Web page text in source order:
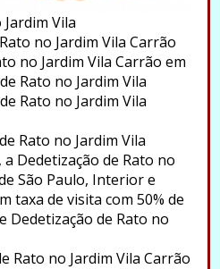
Vila
no Jardim Vila Carrão
no Jardim Vila Carrão em
Rato no Jardim Vila
Rato no Jardim Vila
Rato no Jardim Vila
Dedetização de Rato no
São Paulo, Interior e
taxa de visita com 50% de
Dedetização de Rato no
Rato no Jardim Vila Carrão